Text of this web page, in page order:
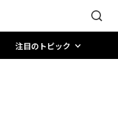
注目のトピック